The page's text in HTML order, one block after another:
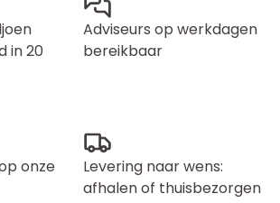
in 20
Adviseurs op werkdagen
bereikbaar
onze
Levering naar wens:
afhalen of thuisbezorgen